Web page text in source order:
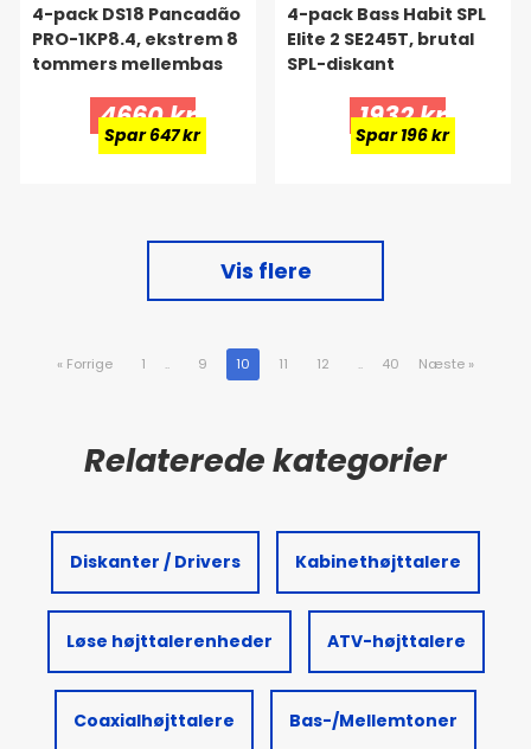
4-pack DS18 Pancadão
PRO-1KP8.4, ekstrem 8
tommers mellembas
4660 kr
Spar 647 kr
4-pack Bass Habit SPL
Elite 2 SE245T, brutal
SPL-diskant
1932 kr
Spar 196 kr
Vis flere
« Forrige 1 .. 9 10 11 12 .. 40 Næste »
Diskanter / Drivers Kabinethøjttalere
Løse højttalerenheder ATV-højttalere
Coaxialhøjttalere Bas-/Mellemtoner